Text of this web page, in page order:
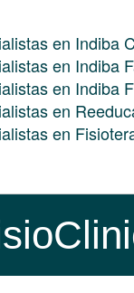
en Indiba
en Indiba
en Indiba
en
en